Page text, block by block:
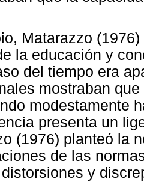
Matarazzo
la educación y
del tiempo era
mostraban
modestamente
presenta un
(1976) planteó la
de las
y